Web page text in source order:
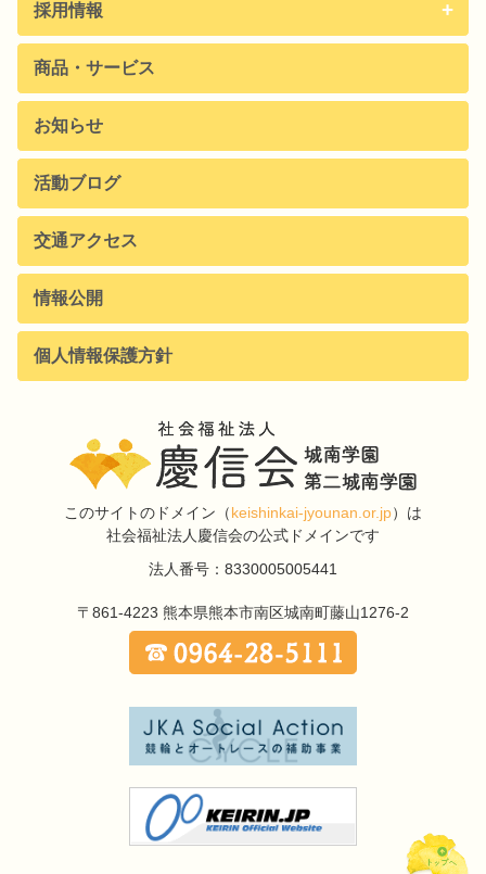
採用情報
商品・サービス
お知らせ
活動ブログ
交通アクセス
情報公開
個人情報保護方針
このサイトのドメイン （keishinkai-jyounan.or.jp）は
社会福祉法人慶信会の公式ドメインです
法人番号：8330005005441
〒861-4223 熊本県熊本市南区城南町藤山1276-2